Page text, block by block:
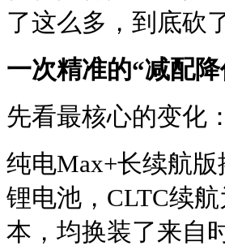
了这么多，到底砍
一次精准的“减配降
先看最核心的变化
纯电Max+长续航
锂电池，CLTC续
本，均换装了来自